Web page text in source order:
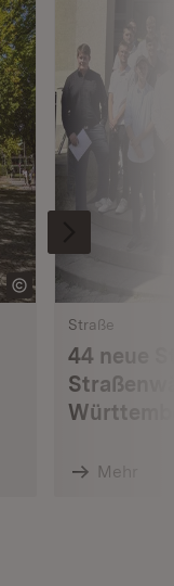
Straße
44 neue
Mehr